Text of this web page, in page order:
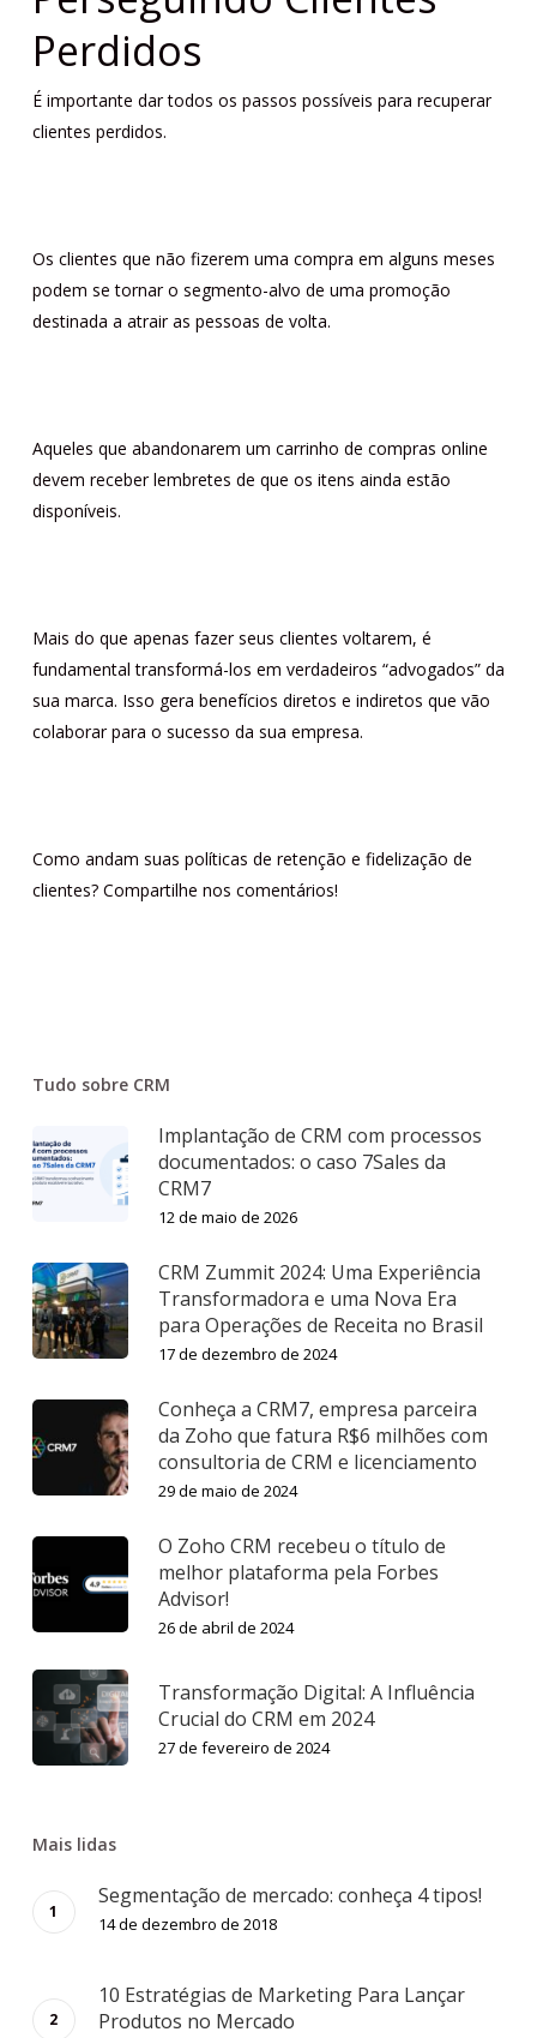
Perdidos
É importante dar todos os passos possíveis para recuperar
clientes perdidos.
Os clientes que não fizerem uma compra em alguns meses
podem se tornar o segmento-alvo de uma promoção
destinada a atrair as pessoas de volta.
Aqueles que abandonarem um carrinho de compras online
devem receber lembretes de que os itens ainda estão
disponíveis.
Mais do que apenas fazer seus clientes voltarem, é
fundamental transformá-los em verdadeiros “advogados” da
sua marca. Isso gera benefícios diretos e indiretos que vão
colaborar para o sucesso da sua empresa.
Como andam suas políticas de retenção e fidelização de
clientes? Compartilhe nos comentários!
Tudo sobre CRM
Implantação de CRM com processos
documentados: o caso 7Sales da
CRM7
12 de maio de 2026
CRM Zummit 2024: Uma Experiência
Transformadora e uma Nova Era
para Operações de Receita no Brasil
17 de dezembro de 2024
Conheça a CRM7, empresa parceira
da Zoho que fatura R$6 milhões com
consultoria de CRM e licenciamento
29 de maio de 2024
O Zoho CRM recebeu o título de
melhor plataforma pela Forbes
Advisor!
26 de abril de 2024
Transformação Digital: A Influência
Crucial do CRM em 2024
27 de fevereiro de 2024
Mais lidas
Segmentação de mercado: conheça 4 tipos!
14 de dezembro de 2018
10 Estratégias de Marketing Para Lançar
Produtos no Mercado